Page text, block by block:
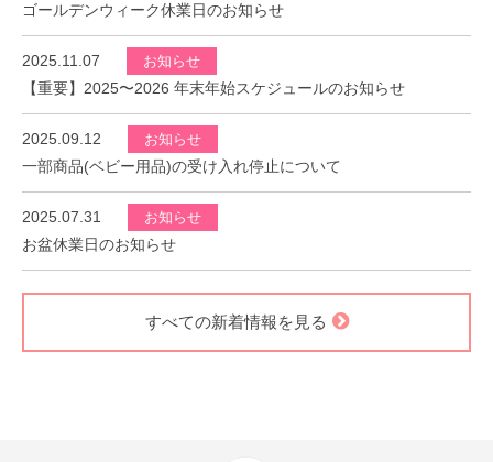
ゴールデンウィーク休業日のお知らせ
2025.11.07 お知らせ
【重要】2025〜2026 年末年始スケジュールのお知らせ
2025.09.12 お知らせ
一部商品(ベビー用品)の受け入れ停止について
2025.07.31 お知らせ
お盆休業日のお知らせ
すべての新着情報を見る